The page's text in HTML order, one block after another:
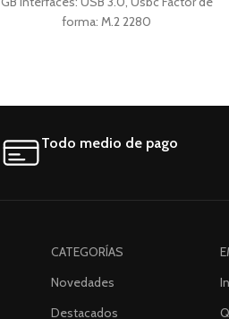
forma: M.2 2280
Todo medio de pago
CATEGORÍAS
Novedades
Destacados